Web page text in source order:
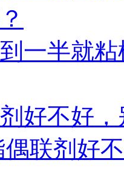
一半就
好不好
联剂好